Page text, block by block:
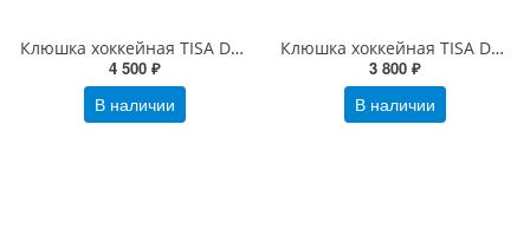
Клюшка хоккейная TISA Detroit SR Comp
4 500 ₽
В наличии
Клюшка хоккейная TISA Detroit JR Comp
3 800 ₽
В наличии